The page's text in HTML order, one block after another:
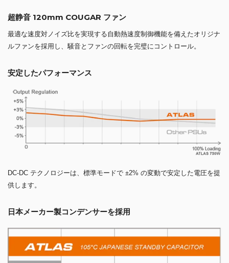
超静音 120mm COUGAR ファン
最適な速度対ノイズ比を実現する自動熱速度制御機能を備えたオリジナ
ルファンを採用し、騒音とファンの回転を完璧にコントロール。
安定したパフォーマンス
DC-DC テクノロジーは、標準モードで ±2% の変動で安定した電圧を提
供します。
日本メーカー製コンデンサーを採用